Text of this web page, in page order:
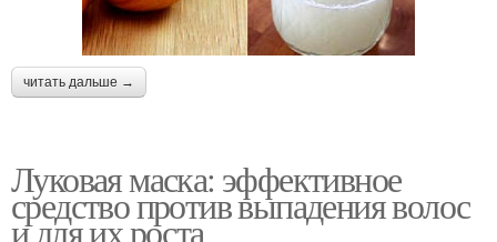
читать дальше →
Луковая маска: эффективное
средство против выпадения волос
и для их роста